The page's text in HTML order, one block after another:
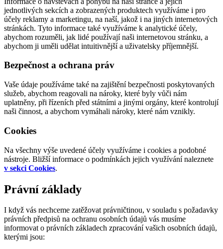
jednotlivých sekcích a zobrazených produktech využíváme i pro
účely reklamy a marketingu, na naší, jakož i na jiných internetových
stránkách. Tyto informace také využíváme k analytické účely,
abychom rozuměli, jak lidé používají naši internetovou stránku, a
abychom ji uměli udělat intuitivnější a uživatelsky příjemnější.
Bezpečnost a ochrana práv
Vaše údaje používáme také na zajištění bezpečnosti poskytovaných
služeb, abychom reagovali na nároky, které byly vůči nám
uplatněny, při řízeních před státními a jinými orgány, které kontrolují
naši činnost, a abychom vymáhali nároky, které nám vznikly.
Cookies
Na všechny výše uvedené účely využíváme i cookies a podobné
nástroje. Bližší informace o podmínkách jejich využívání naleznete
v sekci Cookies.
Právní základy
I když vás nechceme zatěžovat právničtinou, v souladu s požadavky
právních předpisů na ochranu osobních údajů vás musíme
informovat o právních základech zpracování vašich osobních údajů,
kterými jsou: